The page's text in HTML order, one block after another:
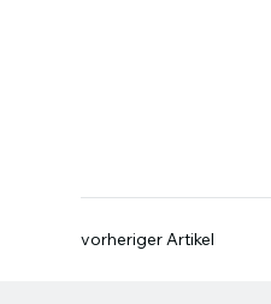
vorheriger Artikel